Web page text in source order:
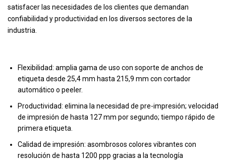
satisfacer las necesidades de los clientes que demandan
confiabilidad y productividad en los diversos sectores de la
industria.
Flexibilidad: amplia gama de uso con soporte de anchos de
etiqueta desde 25,4 mm hasta 215,9 mm con cortador
automático o peeler.
Productividad: elimina la necesidad de pre-impresión; velocidad
de impresión de hasta 127 mm por segundo; tiempo rápido de
primera etiqueta.
Calidad de impresión: asombrosos colores vibrantes con
resolución de hasta 1200 ppp gracias a la tecnología